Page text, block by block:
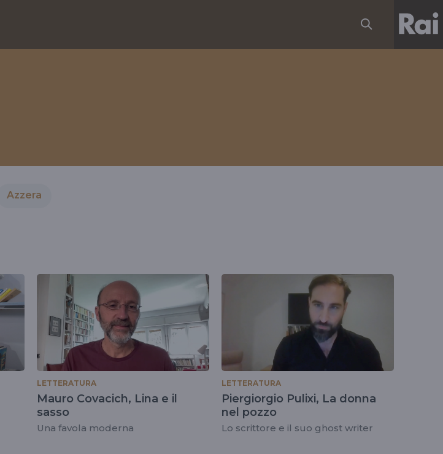
Azzera
LETTERATURA
Mauro Covacich, Lina e il
sasso
Una favola moderna
LETTERATURA
Piergiorgio Pulixi, La donna
nel pozzo
Lo scrittore e il suo ghost writer